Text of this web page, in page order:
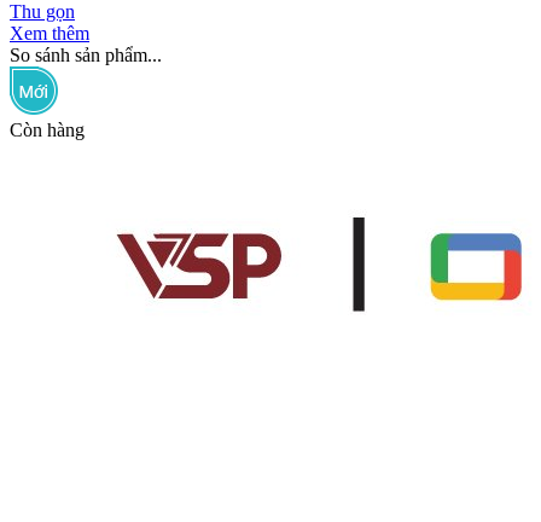
Thu gọn
Xem thêm
So sánh sản phẩm...
Còn hàng